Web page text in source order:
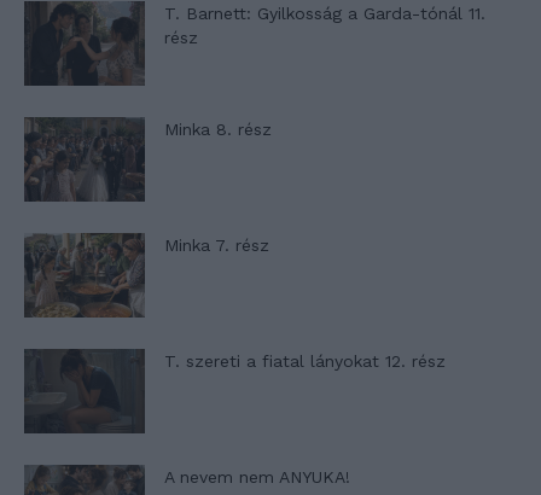
T. Barnett: Gyilkosság a Garda-tónál 11.
rész
Minka 8. rész
Minka 7. rész
T. szereti a fiatal lányokat 12. rész
A nevem nem ANYUKA!